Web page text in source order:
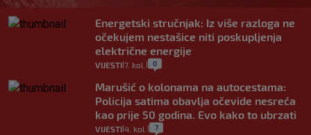
Energetski stručnjak: Iz više razloga ne
očekujem nestašice niti poskupljenja
električne energije
VIJESTI 7. kol. 0
Marušić o kolonama na autocestama:
Policija satima obavlja očevide nesreća
kao prije 50 godina. Evo kako to ubrzati
VIJESTI 4. kol. 7